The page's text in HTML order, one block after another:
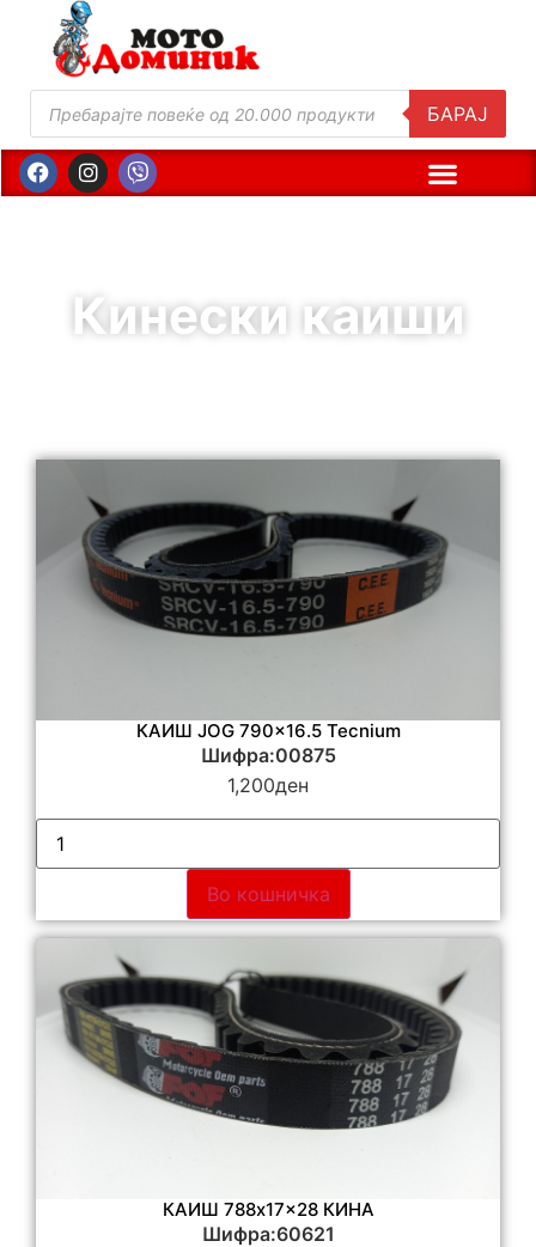
БАРАЈ
Кинески каиши
КАИШ JOG 790×16.5 Tecnium
Шифра:00875
1,200ден
Во кошничка
КАИШ 788x17x28 КИНА
Шифра:60621